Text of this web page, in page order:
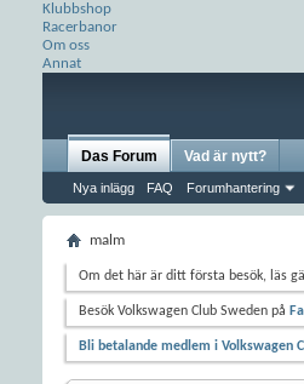
Klubbshop
Racerbanor
Om oss
Annat
Das Forum
Nya inlägg FAQ Forumhantering
Vad är nytt?
malm
Om det här är ditt första besök, läs
Besök Volkswagen Club Sweden på
Bli betalande medlem i Volkswagen